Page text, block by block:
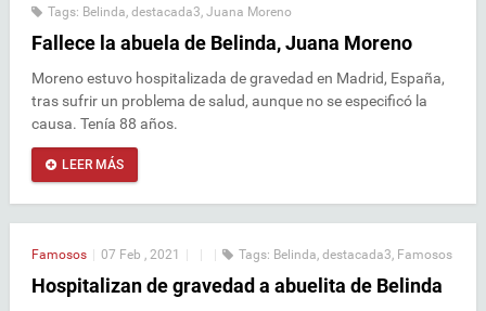
Tags: Belinda, destacada3, Juana Moreno
Fallece la abuela de Belinda, Juana Moreno
Moreno estuvo hospitalizada de gravedad en Madrid, España,
tras sufrir un problema de salud, aunque no se especificó la
causa. Tenía 88 años.
LEER MÁS
Famosos 07 Feb , 2021 Tags: Belinda, destacada3, Famosos
Hospitalizan de gravedad a abuelita de Belinda